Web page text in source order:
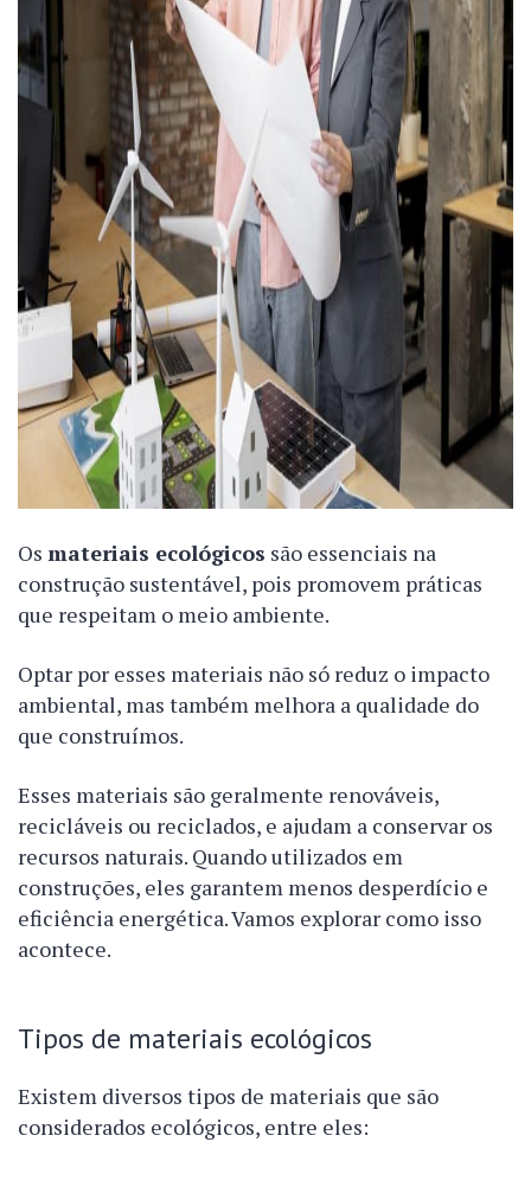
Os materiais ecológicos são essenciais na
construção sustentável, pois promovem práticas
que respeitam o meio ambiente.
Optar por esses materiais não só reduz o impacto
ambiental, mas também melhora a qualidade do
que construímos.
Esses materiais são geralmente renováveis,
recicláveis ou reciclados, e ajudam a conservar os
recursos naturais. Quando utilizados em
construções, eles garantem menos desperdício e
eficiência energética. Vamos explorar como isso
acontece.
Tipos de materiais ecológicos
Existem diversos tipos de materiais que são
considerados ecológicos, entre eles: